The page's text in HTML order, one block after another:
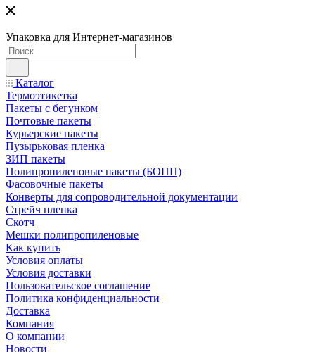
Упаковка для Интернет-магазинов
Каталог
Термоэтикетка
Пакеты с бегунком
Почтовые пакеты
Курьерские пакеты
Пузырьковая пленка
ЗИП пакеты
Полипропиленовые пакеты (БОПП)
Фасовочные пакеты
Конверты для сопроводительной документации
Стрейч пленка
Скотч
Мешки полипропиленовые
Как купить
Условия оплаты
Условия доставки
Пользовательское соглашение
Политика конфиденциальности
Доставка
Компания
О компании
Новости